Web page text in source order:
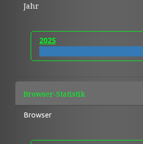
Jahr
2025
Browser-Statistik
Browser